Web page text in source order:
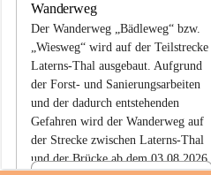
Wanderweg
Der Wanderweg „Bädleweg“ bzw.
„Wiesweg“ wird auf der Teilstrecke
Laterns-Thal ausgebaut. Aufgrund
der Forst- und Sanierungsarbeiten
und der dadurch entstehenden
Gefahren wird der Wanderweg auf
der Strecke zwischen Laterns-Thal
und der Brücke ab dem 03.08.2026